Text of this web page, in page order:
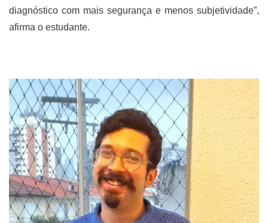
diagnóstico com mais segurança e menos subjetividade”,
afirma o estudante.